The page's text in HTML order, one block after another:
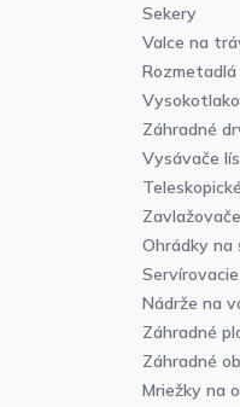
Sekery
Valce na
Rozmetadlá
Záhradné
Vysávače
Zavlažovače
Ohrádky na
Nádrže na
Záhradné
Záhradné
Mriežky na